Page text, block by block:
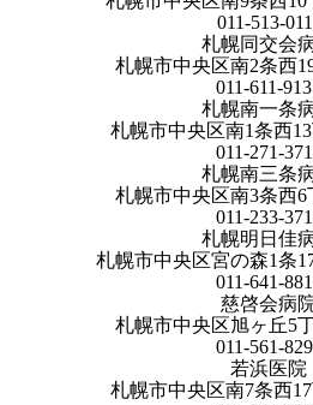
011-513-
札幌同交会
札幌市中央区南2条西
011-611-
札幌南一条
札幌市中央区南1条西
011-271-
札幌南三条
札幌市中央区南3条西6
011-233-
札幌明日佳
札幌市中央区宮の森1条
011-641-
慈啓会病
札幌市中央区旭ヶ丘5
011-561-
若浜医院
札幌市中央区南7条西